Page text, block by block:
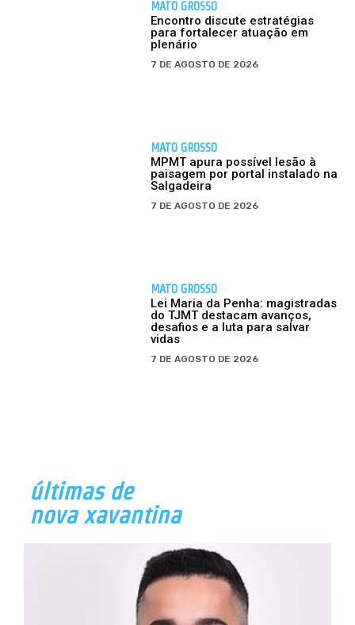
MATO GROSSO
Encontro discute estratégias
para fortalecer atuação em
plenário
7 DE AGOSTO DE 2026
MATO GROSSO
MPMT apura possível lesão à
paisagem por portal instalado na
Salgadeira
7 DE AGOSTO DE 2026
MATO GROSSO
Lei Maria da Penha: magistradas
do TJMT destacam avanços,
desafios e a luta para salvar
vidas
7 DE AGOSTO DE 2026
últimas de
nova xavantina